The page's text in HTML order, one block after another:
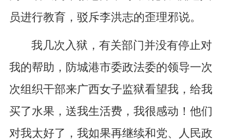
员进行教育，驳斥李洪志的歪理邪说。
我几次入狱，有关部门并没有停止对
我的帮助，防城港市委政法委的领导一次
次组织干部来广西女子监狱看望我，给我
买了水果，送我生活费，我很感动！他们
对我太好了，我如果再继续和党、人民政